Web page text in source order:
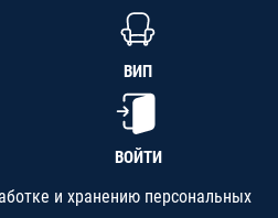
ВИП
ВОЙТИ
и хранению персональных